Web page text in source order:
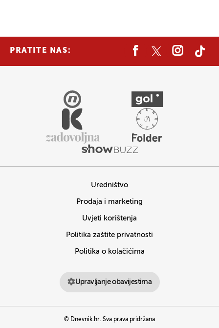
PRATITE NAS:
Uredništvo
Prodaja i marketing
Uvjeti korištenja
Politika zaštite privatnosti
Politika o kolačićima
Upravljanje obavijestima
© Dnevnik.hr. Sva prava pridržana